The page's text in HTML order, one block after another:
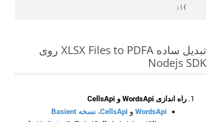
    });
تبدیل ساده XLSX Files to PDFA روی
Nodejs SDK
راه اندازی WordsApi و CellsApi
WordsApi و CellsApi، نسخه Basient